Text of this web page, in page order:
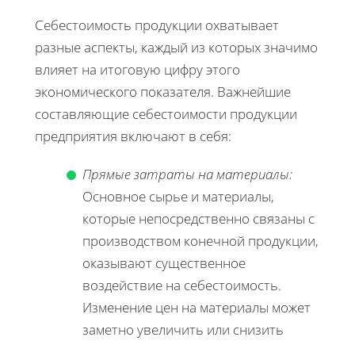
Себестоимость продукции охватывает
разные аспекты, каждый из которых значимо
влияет на итоговую цифру этого
экономического показателя. Важнейшие
составляющие себестоимости продукции
предприятия включают в себя:
Прямые затраты на материалы:
Основное сырье и материалы,
которые непосредственно связаны с
производством конечной продукции,
оказывают существенное
воздействие на себестоимость.
Изменение цен на материалы может
заметно увеличить или снизить